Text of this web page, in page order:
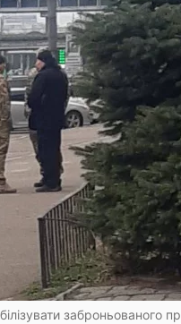
заброньованого